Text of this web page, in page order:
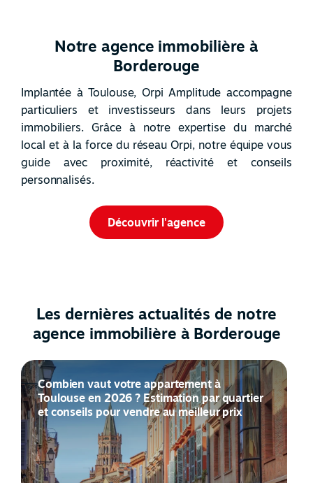
Notre agence immobilière à
Borderouge
Implantée à Toulouse, Orpi Amplitude accompagne
particuliers et investisseurs dans leurs projets
immobiliers. Grâce à notre expertise du marché
local et à la force du réseau Orpi, notre équipe vous
guide avec proximité, réactivité et conseils
personnalisés.
Découvrir l'agence
Les dernières actualités de notre
agence immobilière à Borderouge
Combien vaut votre appartement à
Toulouse en 2026 ? Estimation par quartier
et conseils pour vendre au meilleur prix